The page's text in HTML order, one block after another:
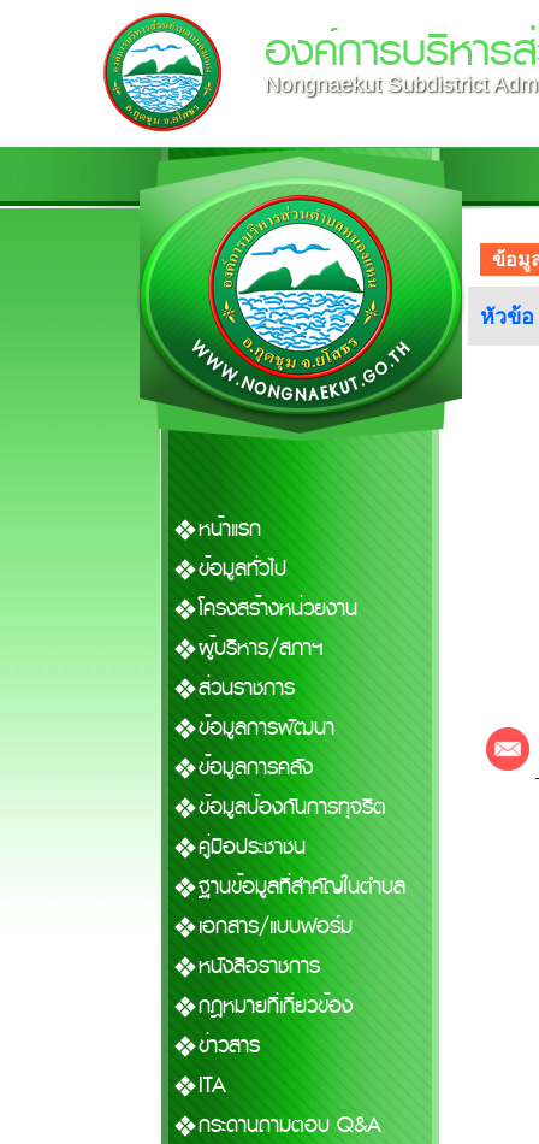
องค์การบริหาร
Nongnaekut Subdistrict
หน้าแรก
ข้อมูลทั่วไป
โครงสร้างหน่วยงาน
ผู้บริหาร/สภาฯ
ส่วนราชการ
ข้อมูลการพัฒนา
ข้อมูลการคลัง
ข้อมูลป้องกันการทุจริต
คู่มือประชาชน
ฐานข้อมูลที่สำคัญในตำบล
เอกสาร/แบบฟอร์ม
หนังสือราชการ
กฎหมายที่เกี่ยวข้อง
ข่าวสาร
ITA
กระดานถามตอบ Q&A
ข้อมู
หัวข้